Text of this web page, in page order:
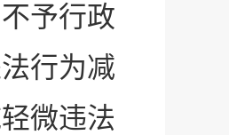
予行政
行为减
微违法